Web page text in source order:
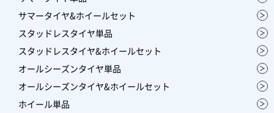
サマータイヤ&ホイールセット
スタッドレスタイヤ単品
スタッドレスタイヤ&ホイールセット
オールシーズンタイヤ単品
オールシーズンタイヤ&ホイールセット
ホイール単品